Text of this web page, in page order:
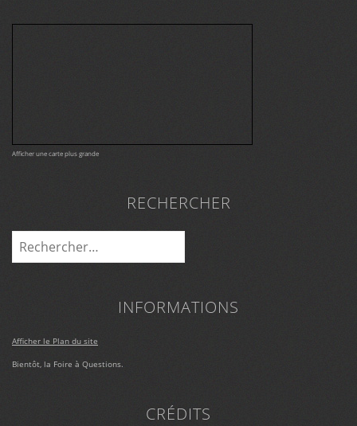
Afficher une carte plus grande
RECHERCHER
INFORMATIONS
Afficher le Plan du site
Bientôt, la Foire à Questions.
CRÉDITS